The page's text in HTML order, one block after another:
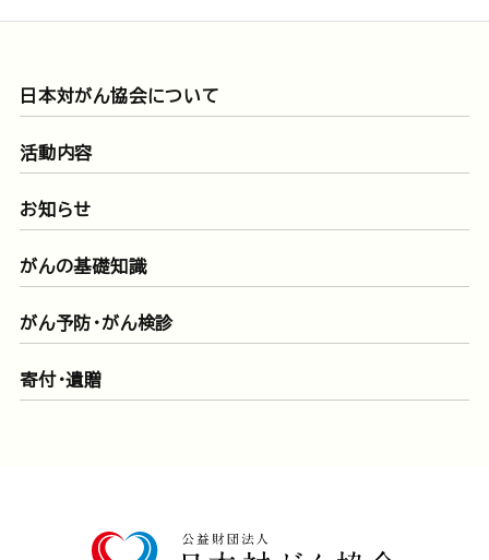
日本対がん協会について
活動内容
お知らせ
がんの基礎知識
がん予防・がん検診
寄付・遺贈